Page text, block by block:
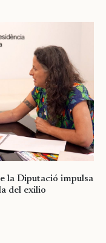
la Diputació impulsa
del exilio